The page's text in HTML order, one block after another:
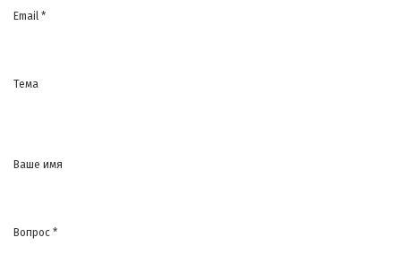
Email *
Тема
Ваше имя
Вопрос *